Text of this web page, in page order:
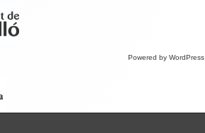
Powered by WordPress